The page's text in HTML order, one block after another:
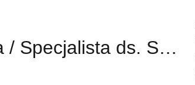
Specjalistka / Specjalista ds. Sprzedaży ubezpieczeń